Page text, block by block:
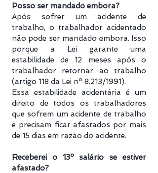
Posso ser mandado embora?
Após sofrer um acidente de
trabalho, o trabalhador acidentado
não pode ser mandado embora. Isso
porque a Lei garante uma
estabilidade de 12 meses após o
trabalhador retornar ao trabalho
(artigo 118 da Lei nº 8.213/1991).
Essa estabilidade acidentária é um
direito de todos os trabalhadores
que sofrem um acidente de trabalho
e precisam ficar afastados por mais
de 15 dias em razão do acidente.
Receberei o 13º salário se estiver
afastado?